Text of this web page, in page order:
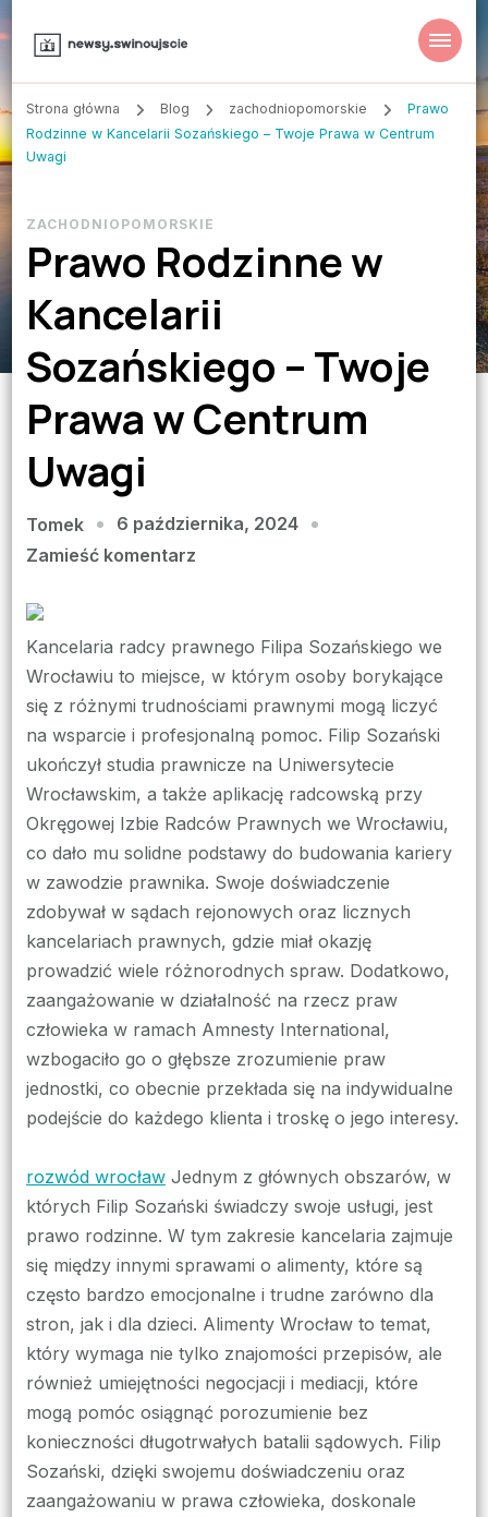
Strona główna Blog zachodniopomorskie
Prawo
Rodzinne w Kancelarii Sozańskiego – Twoje Prawa w Centrum
Uwagi
ZACHODNIOPOMORSKIE
Prawo Rodzinne w
Kancelarii
Sozańskiego – Twoje
Prawa w Centrum
Uwagi
Tomek
6 października, 2024
Zamieść komentarzwe
Rodzinne
w
Kancelarii
Sozańskiego
–
Twoje
Prawa
w
Centrum
Uwagi
Kancelaria radcy prawnego Filipa Sozańskiego we
Wrocławiu to miejsce, w którym osoby borykające
się z różnymi trudnościami prawnymi mogą liczyć
na wsparcie i profesjonalną pomoc. Filip Sozański
ukończył studia prawnicze na Uniwersytecie
Wrocławskim, a także aplikację radcowską przy
Okręgowej Izbie Radców Prawnych we Wrocławiu,
co dało mu solidne podstawy do budowania kariery
w zawodzie prawnika. Swoje doświadczenie
zdobywał w sądach rejonowych oraz licznych
kancelariach prawnych, gdzie miał okazję
prowadzić wiele różnorodnych spraw. Dodatkowo,
zaangażowanie w działalność na rzecz praw
człowieka w ramach Amnesty International,
wzbogaciło go o głębsze zrozumienie praw
jednostki, co obecnie przekłada się na indywidualne
podejście do każdego klienta i troskę o jego interesy.
rozwód wrocławJednym z głównych obszarów, w
których Filip Sozański świadczy swoje usługi, jest
prawo rodzinne. W tym zakresie kancelaria zajmuje
się między innymi sprawami o alimenty, które są
często bardzo emocjonalne i trudne zarówno dla
stron, jak i dla dzieci. Alimenty Wrocław to temat,
który wymaga nie tylko znajomości przepisów, ale
również umiejętności negocjacji i mediacji, które
mogą pomóc osiągnąć porozumienie bez
konieczności długotrwałych batalii sądowych. Filip
Sozański, dzięki swojemu doświadczeniu oraz
zaangażowaniu w prawa człowieka, doskonale